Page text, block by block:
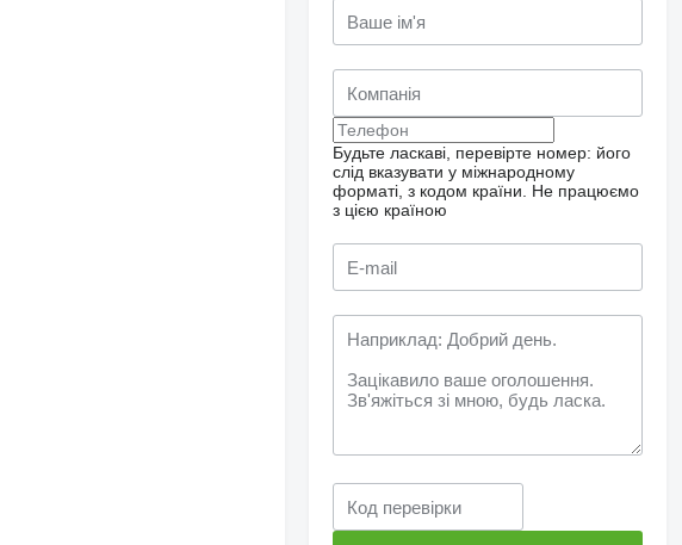
Будьте ласкаві, перевірте номер: його
слід вказувати у міжнародному
форматі, з кодом країни.
Не працюємо
з цією країною